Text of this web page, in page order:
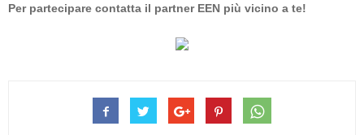
Per partecipare contatta il partner EEN più vicino a te!